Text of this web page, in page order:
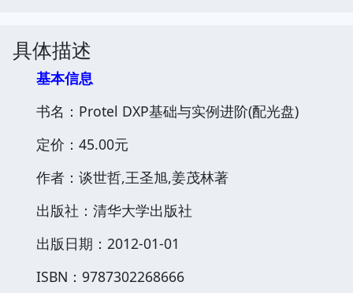
具体描述
基本信息
书名：Protel DXP基础与实例进阶(配光盘)
定价：45.00元
作者：谈世哲,王圣旭,姜茂林著
出版社：清华大学出版社
出版日期：2012-01-01
ISBN：9787302268666